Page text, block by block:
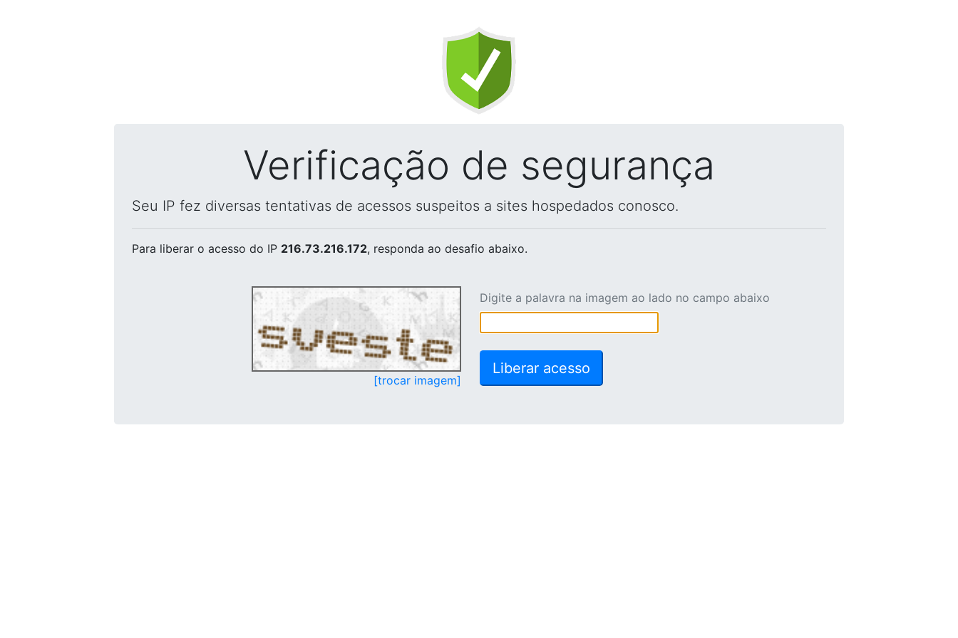
Verificação de segurança
Seu IP fez diversas tentativas de acessos suspeitos a sites hospedados conosco.
Para liberar o acesso do IP 216.73.216.172, responda ao desafio abaixo.
[trocar imagem]
Digite a palavra na imagem ao lado no campo abaixo